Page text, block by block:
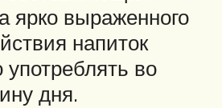
ярко выраженного
напиток
во
дня.